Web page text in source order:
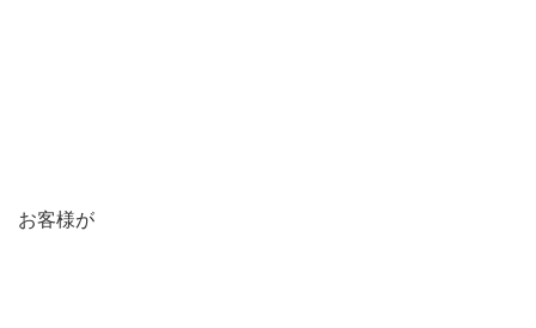
お客様が